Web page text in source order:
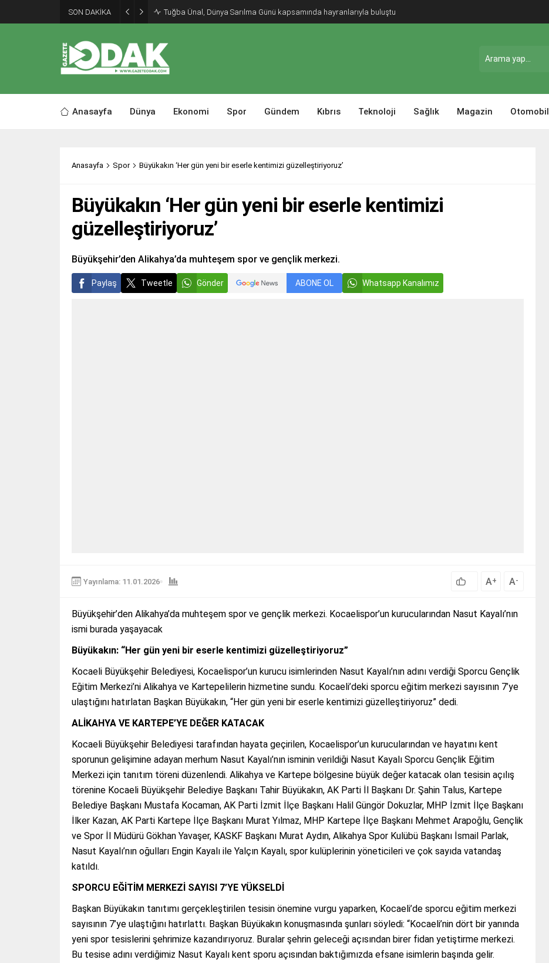
SON DAKİKA Tuğba Ünal, Dünya Sarılma Günü kapsamında hayranlarıyla buluştu
Anasayfa Dünya Ekonomi Spor Gündem Kıbrıs Teknoloji Sağlık Magazin Otomobil
Anasayfa Spor Büyükakın ‘Her gün yeni bir eserle kentimizi güzelleştiriyoruz’
Büyükakın ‘Her gün yeni bir eserle kentimizi
güzelleştiriyoruz’
Büyükşehir’den Alikahya’da muhteşem spor ve gençlik merkezi.
Paylaş Tweetle Gönder ABONE OL Whatsapp Kanalımız
Yayınlama: 11.01.2026 A+ A-
Büyükşehir’den Alikahya’da muhteşem spor ve gençlik merkezi. Kocaelispor’un kurucularından Nasut Kayalı’nın
ismi burada yaşayacak
Büyükakın: “Her gün yeni bir eserle kentimizi güzelleştiriyoruz”
Kocaeli Büyükşehir Belediyesi, Kocaelispor’un kurucu isimlerinden Nasut Kayalı’nın adını verdiği Sporcu Gençlik
Eğitim Merkezi’ni Alikahya ve Kartepelilerin hizmetine sundu. Kocaeli’deki sporcu eğitim merkezi sayısının 7’ye
ulaştığını hatırlatan Başkan Büyükakın, “Her gün yeni bir eserle kentimizi güzelleştiriyoruz” dedi.
ALİKAHYA VE KARTEPE’YE DEĞER KATACAK
Kocaeli Büyükşehir Belediyesi tarafından hayata geçirilen, Kocaelispor’un kurucularından ve hayatını kent
sporunun gelişimine adayan merhum Nasut Kayalı’nın isminin verildiği Nasut Kayalı Sporcu Gençlik Eğitim
Merkezi için tanıtım töreni düzenlendi. Alikahya ve Kartepe bölgesine büyük değer katacak olan tesisin açılış
törenine Kocaeli Büyükşehir Belediye Başkanı Tahir Büyükakın, AK Parti İl Başkanı Dr. Şahin Talus, Kartepe
Belediye Başkanı Mustafa Kocaman, AK Parti İzmit İlçe Başkanı Halil Güngör Dokuzlar, MHP İzmit İlçe Başkanı
İlker Kazan, AK Parti Kartepe İlçe Başkanı Murat Yılmaz, MHP Kartepe İlçe Başkanı Mehmet Arapoğlu, Gençlik
ve Spor İl Müdürü Gökhan Yavaşer, KASKF Başkanı Murat Aydın, Alikahya Spor Kulübü Başkanı İsmail Parlak,
Nasut Kayalı’nın oğulları Engin Kayalı ile Yalçın Kayalı, spor kulüplerinin yöneticileri ve çok sayıda vatandaş
katıldı.
SPORCU EĞİTİM MERKEZİ SAYISI 7’YE YÜKSELDİ
Başkan Büyükakın tanıtımı gerçekleştirilen tesisin önemine vurgu yaparken, Kocaeli’de sporcu eğitim merkezi
sayısının 7’ye ulaştığını hatırlattı. Başkan Büyükakın konuşmasında şunları söyledi: “Kocaeli’nin dört bir yanında
yeni spor tesislerini şehrimize kazandırıyoruz. Buralar şehrin geleceği açısından birer fidan yetiştirme merkezi.
Bu tesise adını verdiğimiz Nasut Kayalı kent sporu açısından baktığımızda efsane isimlerin başında gelir.